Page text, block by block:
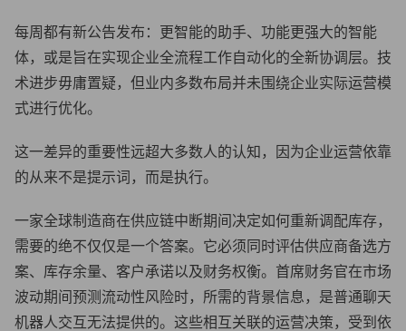
每周都有新公告发布：更智能的助手、功能更强大的智能
体，或是旨在实现企业全流程工作自动化的全新协调层。技
术进步毋庸置疑，但业内多数布局并未围绕企业实际运营模
式进行优化。
这一差异的重要性远超大多数人的认知，因为企业运营依靠
的从来不是提示词，而是执行。
一家全球制造商在供应链中断期间决定如何重新调配库存，
需要的绝不仅仅是一个答案。它必须同时评估供应商备选方
案、库存余量、客户承诺以及财务权衡。首席财务官在市场
波动期间预测流动性风险时，所需的背景信息，是普通聊天
机器人交互无法提供的。这些相互关联的运营决策，受到依